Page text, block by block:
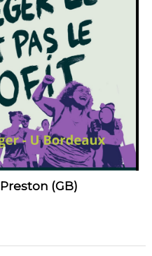
(GB)